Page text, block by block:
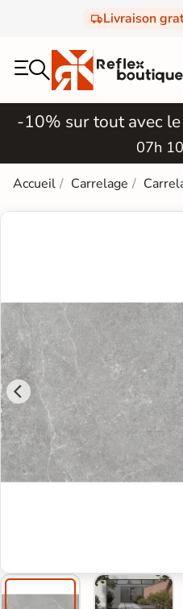
Livraison
-10% sur tout avec le
07h
Accueil Carrelage